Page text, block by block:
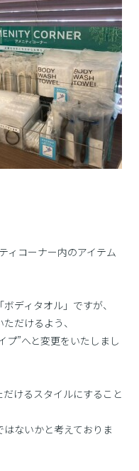
ィコーナー内のアイテム
ディタオル」ですが、
だけるよう、
プ”へと変更をいたしまし
けるスタイルにすること
ないかと考えておりま